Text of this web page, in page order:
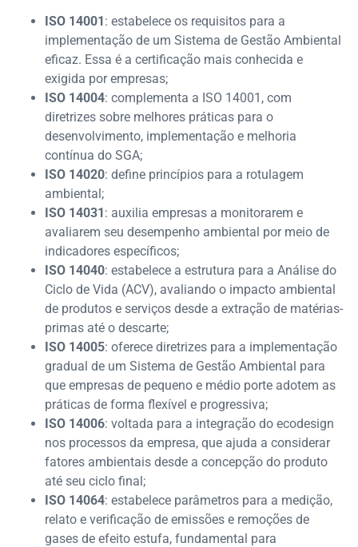
ISO 14001: estabelece os requisitos para a
implementação de um Sistema de Gestão Ambiental
eficaz. Essa é a certificação mais conhecida e
exigida por empresas;
ISO 14004: complementa a ISO 14001, com
diretrizes sobre melhores práticas para o
desenvolvimento, implementação e melhoria
contínua do SGA;
ISO 14020: define princípios para a rotulagem
ambiental;
ISO 14031: auxilia empresas a monitorarem e
avaliarem seu desempenho ambiental por meio de
indicadores específicos;
ISO 14040: estabelece a estrutura para a Análise do
Ciclo de Vida (ACV), avaliando o impacto ambiental
de produtos e serviços desde a extração de matérias-
primas até o descarte;
ISO 14005: oferece diretrizes para a implementação
gradual de um Sistema de Gestão Ambiental para
que empresas de pequeno e médio porte adotem as
práticas de forma flexível e progressiva;
ISO 14006: voltada para a integração do ecodesign
nos processos da empresa, que ajuda a considerar
fatores ambientais desde a concepção do produto
até seu ciclo final;
ISO 14064: estabelece parâmetros para a medição,
relato e verificação de emissões e remoções de
gases de efeito estufa, fundamental para